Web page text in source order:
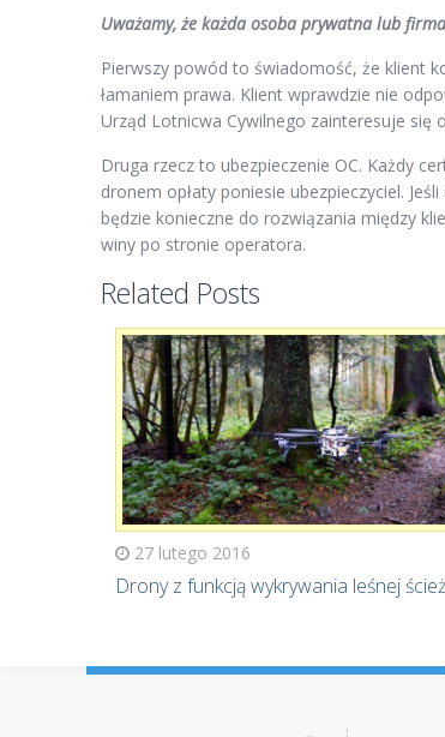
Uważamy, że każda osoba prywatna lub
Pierwszy powód to świadomość, że klient
łamaniem prawa. Klient wprawdzie nie
Urząd Lotnicwa Cywilnego zainteresuje
Druga rzecz to ubezpieczenie OC. Każdy
dronem opłaty poniesie ubezpieczyciel.
będzie konieczne do rozwiązania między
winy po stronie operatora.
Related Posts
27 lutego 2016
Drony z funkcją wykrywania leśnej